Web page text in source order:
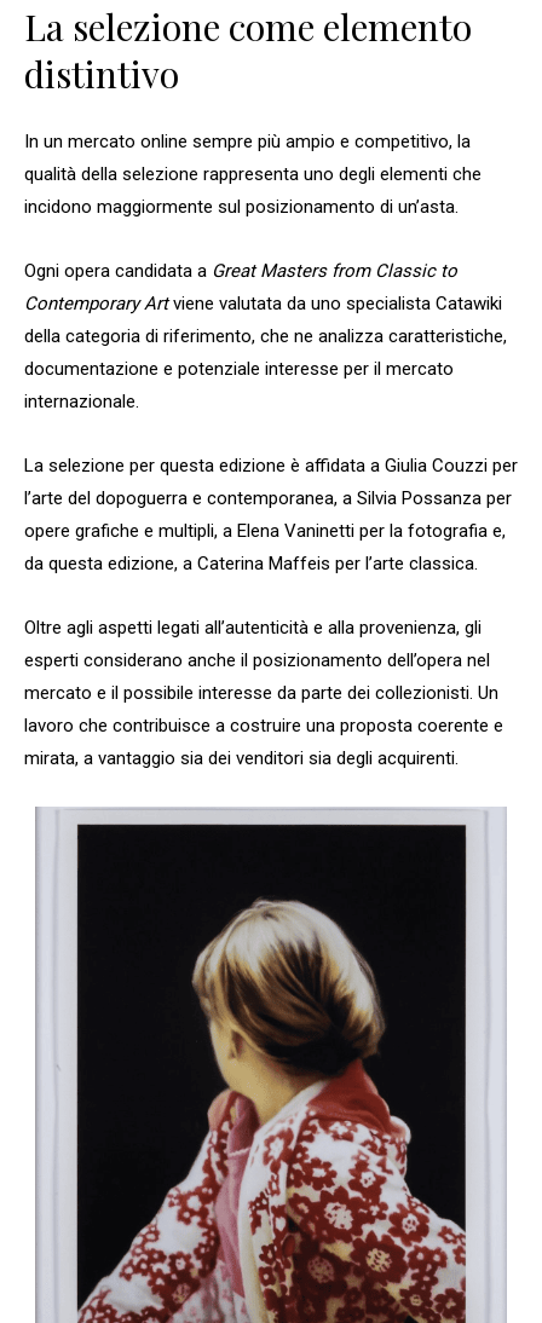
La selezione come elemento
distintivo
In un mercato online sempre più ampio e competitivo, la
qualità della selezione rappresenta uno degli elementi che
incidono maggiormente sul posizionamento di un’asta.
Ogni opera candidata a Great Masters from Classic to
Contemporary Artviene valutata da uno specialista Catawiki
della categoria di riferimento, che ne analizza caratteristiche,
documentazione e potenziale interesse per il mercato
internazionale.
La selezione per questa edizione è affidata a Giulia Couzzi per
l’arte del dopoguerra e contemporanea, a Silvia Possanza per
opere grafiche e multipli, a Elena Vaninetti per la fotografia e,
da questa edizione, a Caterina Maffeis per l’arte classica.
Oltre agli aspetti legati all’autenticità e alla provenienza, gli
esperti considerano anche il posizionamento dell’opera nel
mercato e il possibile interesse da parte dei collezionisti. Un
lavoro che contribuisce a costruire una proposta coerente e
mirata, a vantaggio sia dei venditori sia degli acquirenti.